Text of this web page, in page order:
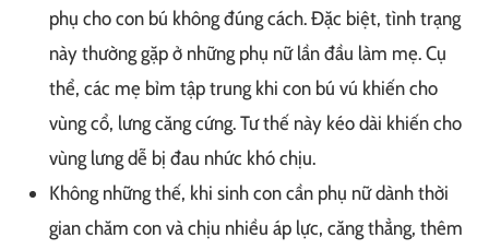
phụ cho con bú không đúng cách. Đặc biệt, tình trạng
này thường gặp ở những phụ nữ lần đầu làm mẹ. Cụ
thể, các mẹ bỉm tập trung khi con bú vú khiến cho
vùng cổ, lưng căng cứng. Tư thế này kéo dài khiến cho
vùng lưng dễ bị đau nhức khó chịu.
Không những thế, khi sinh con cần phụ nữ dành thời
gian chăm con và chịu nhiều áp lực, căng thẳng, thêm